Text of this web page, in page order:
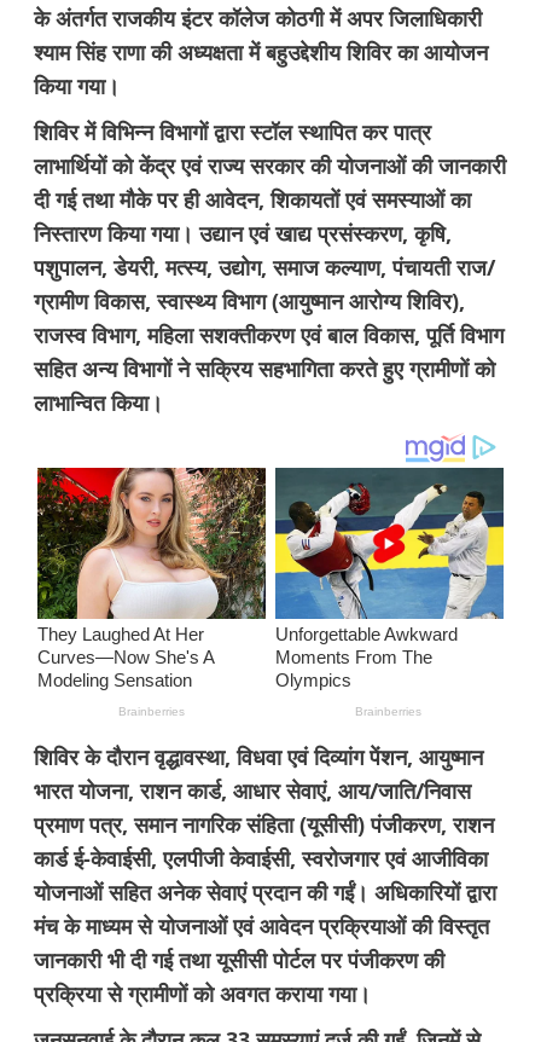
के अंतर्गत राजकीय इंटर कॉलेज कोठगी में अपर जिलाधिकारी
श्याम सिंह राणा की अध्यक्षता में बहुउद्देशीय शिविर का आयोजन
किया गया।
शिविर में विभिन्न विभागों द्वारा स्टॉल स्थापित कर पात्र
लाभार्थियों को केंद्र एवं राज्य सरकार की योजनाओं की जानकारी
दी गई तथा मौके पर ही आवेदन, शिकायतों एवं समस्याओं का
निस्तारण किया गया। उद्यान एवं खाद्य प्रसंस्करण, कृषि,
पशुपालन, डेयरी, मत्स्य, उद्योग, समाज कल्याण, पंचायती राज/
ग्रामीण विकास, स्वास्थ्य विभाग (आयुष्मान आरोग्य शिविर),
राजस्व विभाग, महिला सशक्तीकरण एवं बाल विकास, पूर्ति विभाग
सहित अन्य विभागों ने सक्रिय सहभागिता करते हुए ग्रामीणों को
लाभान्वित किया।
शिविर के दौरान वृद्धावस्था, विधवा एवं दिव्यांग पेंशन, आयुष्मान
भारत योजना, राशन कार्ड, आधार सेवाएं, आय/जाति/निवास
प्रमाण पत्र, समान नागरिक संहिता (यूसीसी) पंजीकरण, राशन
कार्ड ई-केवाईसी, एलपीजी केवाईसी, स्वरोजगार एवं आजीविका
योजनाओं सहित अनेक सेवाएं प्रदान की गईं। अधिकारियों द्वारा
मंच के माध्यम से योजनाओं एवं आवेदन प्रक्रियाओं की विस्तृत
जानकारी भी दी गई तथा यूसीसी पोर्टल पर पंजीकरण की
प्रक्रिया से ग्रामीणों को अवगत कराया गया।